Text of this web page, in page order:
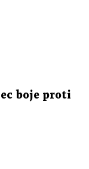
boje proti